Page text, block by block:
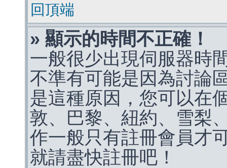
回頂端
» 顯示的時間不正確！
一般很少出現伺服器時
不準有可能是因為討論
是這種原因，您可以在
敦、巴黎、紐約、雪梨
作一般只有註冊會員才
就請盡快註冊吧！